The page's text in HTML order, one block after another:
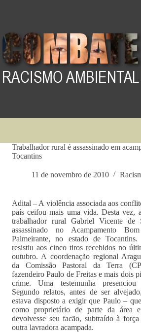
Trabalhador rural é assassinado em
Tocantins
11 de novembro de 2010
Adital – A violência associada aos
país ceifou mais uma vida. Desta vez,
trabalhador rural Gabriel Vicente de
assassinado no Acampamento
Palmeirante, no estado de
resistiu aos cinco tiros recebidos no
outubro. A coordenação regional
da Comissão Pastoral da Terra
fazendeiro Paulo de Freitas e mais dois
crime. Uma testemunha
Segundo relatos, antes de ser
estava disposto a exigir que Paulo –
como proprietário de parte da área
devolvesse seu facão, subtraído à
outra lavradora acampada.